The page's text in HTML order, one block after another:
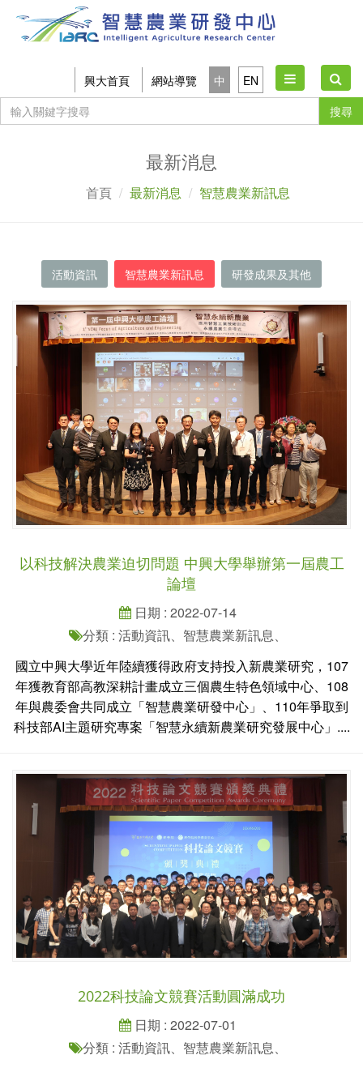
興大首頁 網站導覽 中 EN
Toggle
navigation
搜尋
最新消息
首頁 最新消息 智慧農業新訊息
活動資訊 智慧農業新訊息 研發成果及其他
以科技解決農業迫切問題 中興大學舉辦第一屆農工
論壇
日期 : 2022-07-14
分類 : 活動資訊、智慧農業新訊息、
國立中興大學近年陸續獲得政府支持投入新農業研究，107
年獲教育部高教深耕計畫成立三個農生特色領域中心、108
年與農委會共同成立「智慧農業研發中心」、110年爭取到
科技部AI主題研究專案「智慧永續新農業研究發展中心」....
2022科技論文競賽活動圓滿成功
日期 : 2022-07-01
分類 : 活動資訊、智慧農業新訊息、